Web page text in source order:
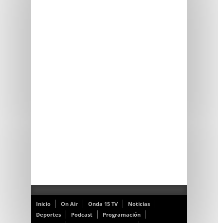
Inicio On Air Onda 15 TV
Noticias
Deportes
Podcast
Programación